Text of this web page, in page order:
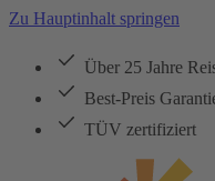
Zu Hauptinhalt springen
Über 25 Jahre
Best-Preis
TÜV zertifiziert